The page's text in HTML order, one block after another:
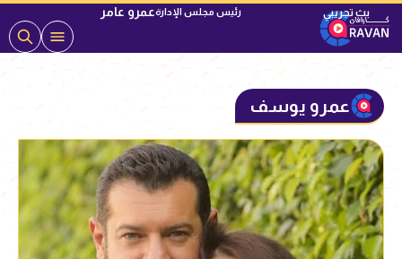
رئيس مجلس الإدارةعمرو عامر
عمرو يوسف